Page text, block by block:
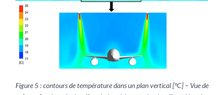
Figure 5 : contours de température dans un plan vertical [°C] – Vue de